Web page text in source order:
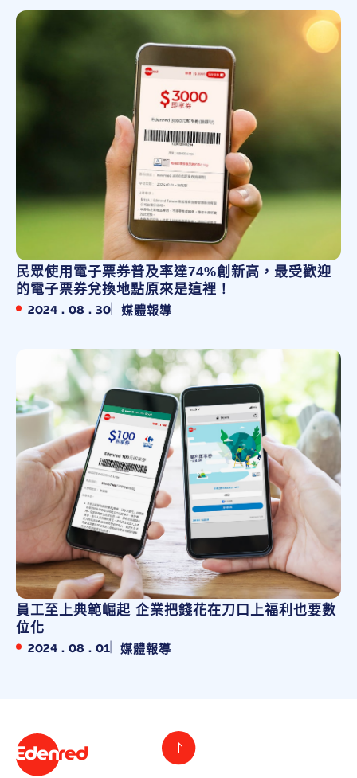
民眾使用電子票券普及率達74%創新高，最受歡迎
的電子票券兌換地點原來是這裡！
2024 . 08 . 30
媒體報導
員工至上典範崛起 企業把錢花在刀口上福利也要數
位化
2024 . 08 . 01
媒體報導